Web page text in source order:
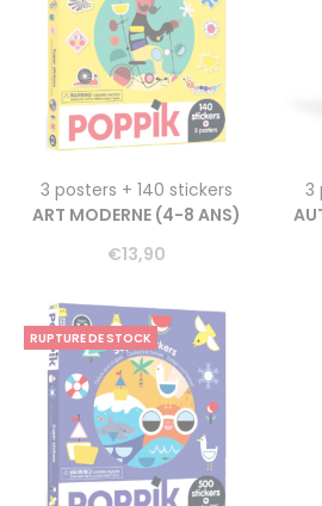
3 posters + 140 stickers
ART MODERNE (4-8 ANS)
€13,90
3
RUPTURE DE STOCK